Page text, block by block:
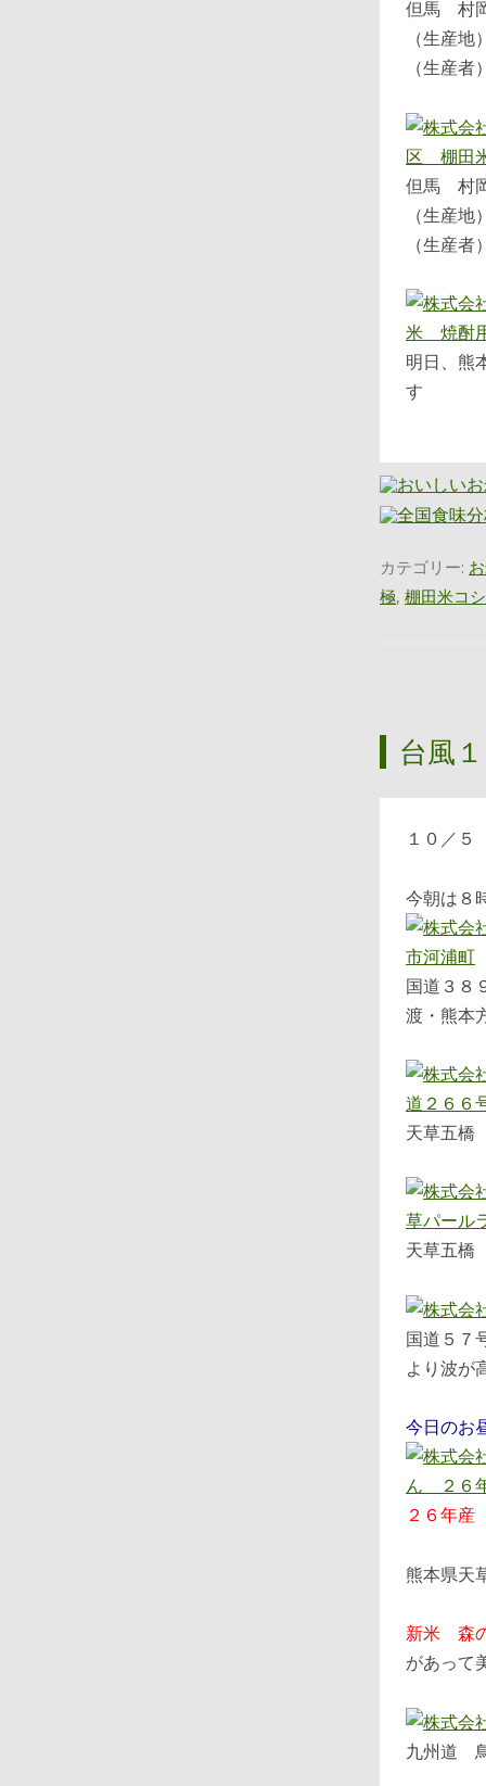
但馬
（生産
（生産
但馬
（生産
（生産
明日、熊
す
カテゴリー:
極, 棚田米コ
台風
１０／
今朝は８
国道３８
渡・熊本
天草五橋
天草五橋
国道５７
より波が
今日のお
２６年
熊本県天
新米 森
があっ
九州道